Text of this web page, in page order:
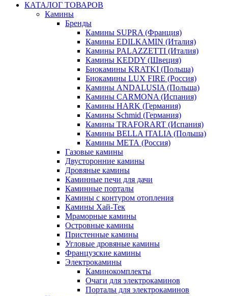
КАТАЛОГ ТОВАРОВ
Камины
Бренды
Камины SUPRA (Франция)
Камины EDILKAMIN (Италия)
Камины PALAZZETTI (Италия)
Камины KEDDY (Швеция)
Биокамины KRATKI (Польша)
Биокамины LUX FIRE (Россия)
Камины ANDALUSIA (Польша)
Камины CARMONA (Испания)
Камины HARK (Германия)
Камины Schmid (Германия)
Камины TRAFORART (Испания)
Камины BELLA ITALIA (Польша)
Камины МЕТА (Россия)
Газовые камины
Двусторонние камины
Дровяные камины
Каминные печи для дачи
Каминные порталы
Камины с контуром отопления
Камины Хай-Тек
Мраморные камины
Островные камины
Пристенные камины
Угловые дровяные камины
Французские камины
Электрокамины
Каминокомплекты
Очаги для электрокаминов
Порталы для электрокаминов